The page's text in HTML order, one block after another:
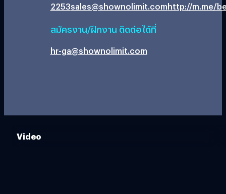
2253sales@shownolimit.comhttp://m.me/
สมัครงาน/ฝึกงาน ติดต่อได้ที่
hr-ga@shownolimit.com
Video